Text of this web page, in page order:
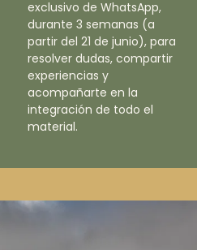
exclusivo de WhatsApp,
durante 3 semanas (a
partir del 21 de junio), para
resolver dudas, compartir
experiencias y
acompañarte en la
integración de todo el
material.